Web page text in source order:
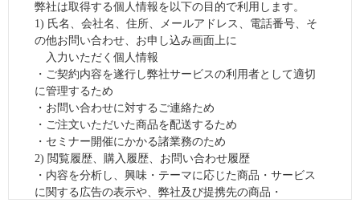
２．前項の通知は、ブレインが当該通知の内容を本サイ
ト上に表示した時点より効力を発するものとする。
第２章 会 員
第５条（会員登録）
１．「かいけつＪサービス」の利用を希望する者は、ブ
レイン所定の方法により、会員登録を行うものとする。
会員登録時の情報登録は、必ず正確かつ最新の情報で行
うものとする。
２．会員登録をした者は、会員登録の手続きを行った時
点で、この会員規約の内容に対する承諾を行ったものと
みなす。
弊社は取得する個人情報を以下の目的で利用します。
1) 氏名、会社名、住所、メールアドレス、電話番号、そ
の他お問い合わせ、お申し込み画面上に
入力いただく個人情報
・ご契約内容を遂行し弊社サービスの利用者として適切
に管理するため
・お問い合わせに対するご連絡ため
・ご注文いただいた商品を配送するため
・セミナー開催にかかる諸業務のため
2) 閲覧履歴、購入履歴、お問い合わせ履歴
・内容を分析し、興味・テーマに応じた商品・サービス
に関する広告の表示や、弊社及び提携先の商品・